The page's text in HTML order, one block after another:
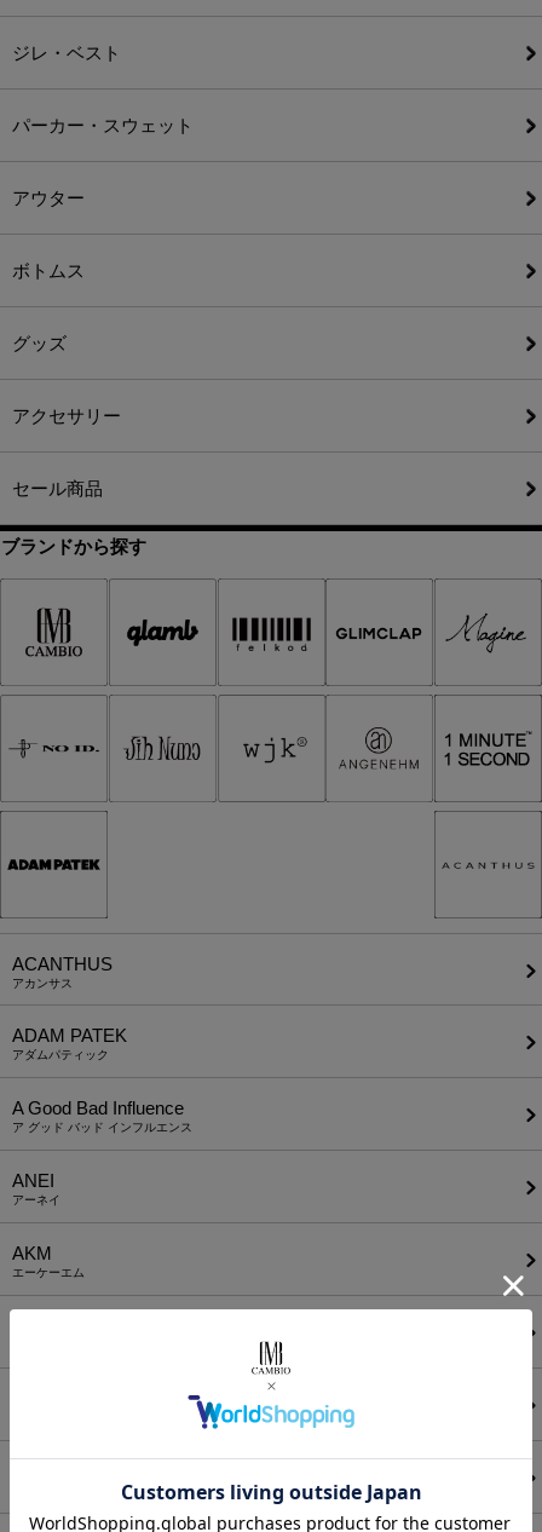
ジレ・ベスト
パーカー・スウェット
アウター
ボトムス
グッズ
アクセサリー
セール商品
ブランドから探す
ACANTHUS
アカンサス
ADAM PATEK
アダムパティック
A Good Bad Influence
ア グッド バッド インフルエンス
ANEI
アーネイ
AKM
エーケーエム